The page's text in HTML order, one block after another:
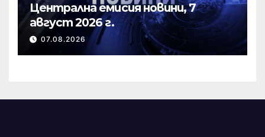
Централна емисия новини, 7
август 2026 г.
07.08.2026